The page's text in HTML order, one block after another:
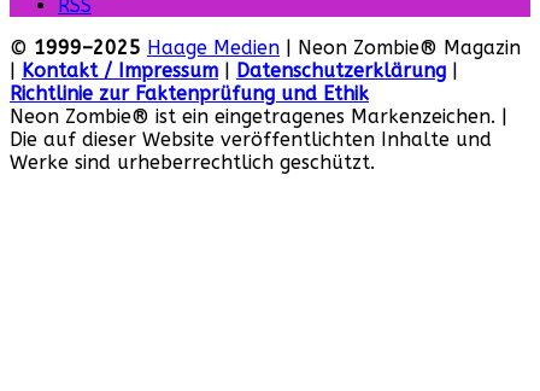
RSS
© 1999–2025 Haage Medien | Neon Zombie® Magazin
Kontakt / Impressum Datenschutzerklärung
Richtlinie zur Faktenprüfung und Ethik
Neon Zombie® ist ein eingetragenes Markenzeichen. |
Die auf dieser Website veröffentlichten Inhalte und
Werke sind urheberrechtlich geschützt.